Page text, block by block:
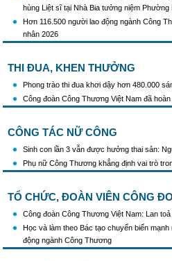
hùng Liệt sĩ tại Nhà Bia tưởng niệm Phường
Hơn 116.500 người lao động ngành Công
nhân 2026
THI ĐUA, KHEN THƯỞNG
Phong trào thi đua khơi dậy hơn 480.000
Công đoàn Công Thương Việt Nam đã
CÔNG TÁC NỮ CÔNG
Sinh con lần 3 vẫn được hưởng thai sản:
Phụ nữ Công Thương khẳng định vai trò
TỔ CHỨC, ĐOÀN VIÊN CÔNG
Công đoàn Công Thương Việt Nam: Lan
Học và làm theo Bác tạo chuyển biến
động ngành Công Thương